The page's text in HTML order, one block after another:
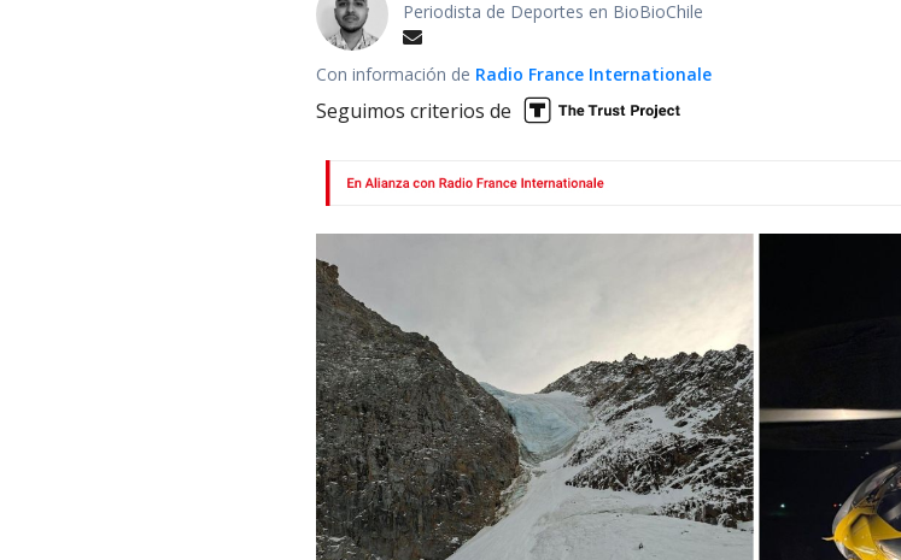
Periodista de Deportes en BioBioChile
Con información de Radio France Internationale
Seguimos criterios de